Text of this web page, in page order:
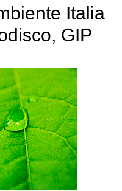
Italia
GIP